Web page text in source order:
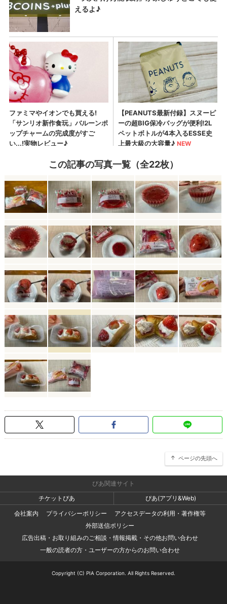
この記事の写真一覧（全22枚）
ページの先頭へ
ぴあ関連サイト
チケットぴあ
ぴあ(アプリ&Web)
会社案内
プライバシーポリシー
アクセスデータの利用・著作権等
外部送信ポリシー
広告出稿・お取り組みのご相談・情報掲載・その他お問い合わせ
一般の読者の方・ユーザーの方からのお問い合わせ
Copyright (C) PIA Corporation. All Rights Reserved.